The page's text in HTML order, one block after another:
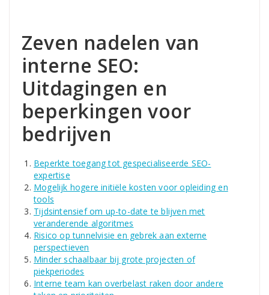
Zeven nadelen van
interne SEO:
Uitdagingen en
beperkingen voor
bedrijven
Beperkte toegang tot gespecialiseerde SEO-
expertise
Mogelijk hogere initiële kosten voor opleiding en
tools
Tijdsintensief om up-to-date te blijven met
veranderende algoritmes
Risico op tunnelvisie en gebrek aan externe
perspectieven
Minder schaalbaar bij grote projecten of
piekperiodes
Interne team kan overbelast raken door andere